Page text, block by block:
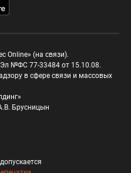
Online» (на связи).
№ФС 77-33484 от 15.10.08.
в сфере связи и массовых
Брусницын